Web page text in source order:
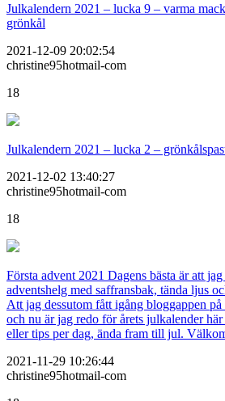
Julkalendern 2021 – lucka 9 – varma
grönkål
2021-12-09 20:02:54
christine95hotmail-com
18
Julkalendern 2021 – lucka 2 –
2021-12-02 13:40:27
christine95hotmail-com
18
Första advent 2021 Dagens bästa är att
adventshelg med saffransbak, tända ljus
Att jag dessutom fått igång bloggappen
och nu är jag redo för årets julkalender
eller tips per dag, ända fram till jul.
2021-11-29 10:26:44
christine95hotmail-com